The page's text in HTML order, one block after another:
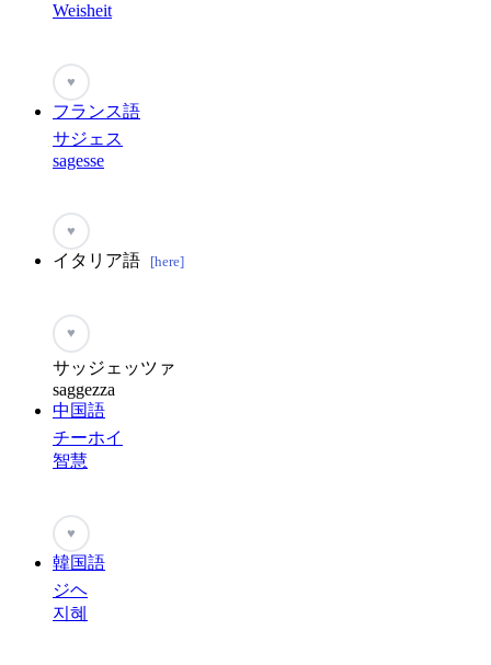
Weisheit
♥
フランス語
サジェス
sagesse
♥
イタリア語 [here]
♥
サッジェッツァ
saggezza
中国語
チーホイ
智慧
♥
韓国語
ジヘ
지혜